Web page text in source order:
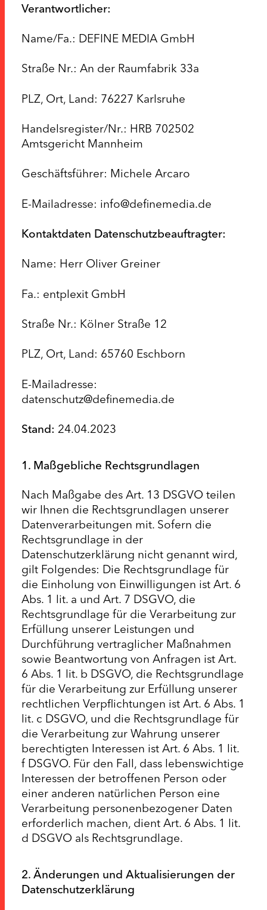
Verantwortlicher:
Name/Fa.: DEFINE MEDIA GmbH
Straße Nr.: An der Raumfabrik 33a
PLZ, Ort, Land: 76227 Karlsruhe
Handelsregister/Nr.: HRB 702502
Amtsgericht Mannheim
Geschäftsführer: Michele Arcaro
E-Mailadresse: info@definemedia.de
Kontaktdaten Datenschutzbeauftragter:
Name: Herr Oliver Greiner
Fa.: entplexit GmbH
Straße Nr.: Kölner Straße 12
PLZ, Ort, Land: 65760 Eschborn
E-Mailadresse:
datenschutz@definemedia.de
Stand: 24.04.2023
1. Maßgebliche Rechtsgrundlagen
Nach Maßgabe des Art. 13 DSGVO teilen
wir Ihnen die Rechtsgrundlagen unserer
Datenverarbeitungen mit. Sofern die
Rechtsgrundlage in der
Datenschutzerklärung nicht genannt wird,
gilt Folgendes: Die Rechtsgrundlage für
die Einholung von Einwilligungen ist Art. 6
Abs. 1 lit. a und Art. 7 DSGVO, die
Rechtsgrundlage für die Verarbeitung zur
Erfüllung unserer Leistungen und
Durchführung vertraglicher Maßnahmen
sowie Beantwortung von Anfragen ist Art.
6 Abs. 1 lit. b DSGVO, die Rechtsgrundlage
für die Verarbeitung zur Erfüllung unserer
rechtlichen Verpflichtungen ist Art. 6 Abs. 1
lit. c DSGVO, und die Rechtsgrundlage für
die Verarbeitung zur Wahrung unserer
berechtigten Interessen ist Art. 6 Abs. 1 lit.
f DSGVO. Für den Fall, dass lebenswichtige
Interessen der betroffenen Person oder
einer anderen natürlichen Person eine
Verarbeitung personenbezogener Daten
erforderlich machen, dient Art. 6 Abs. 1 lit.
d DSGVO als Rechtsgrundlage.
2. Änderungen und Aktualisierungen der
Datenschutzerklärung